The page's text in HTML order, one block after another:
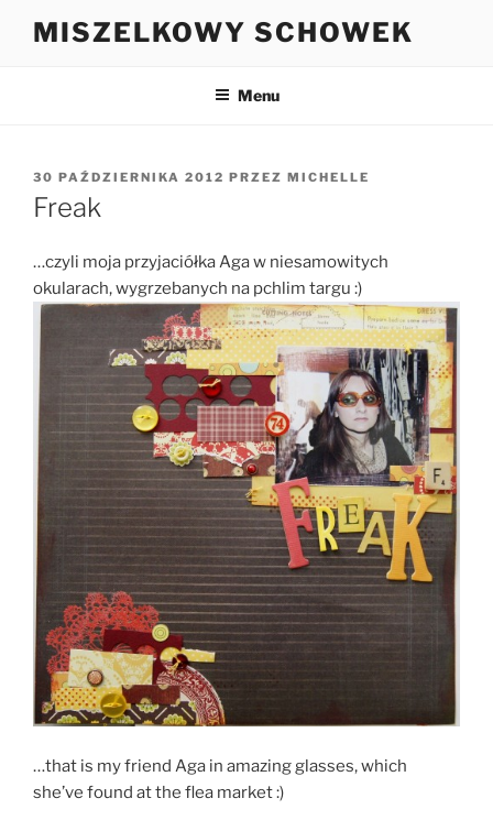
MISZELKOWY SCHOWEK
Menu
OPUBLIKOWANE
W
30 PAŹDZIERNIKA 2012 PRZEZ MICHELLE
Freak
…czyli moja przyjaciółka Aga w niesamowitych
okularach, wygrzebanych na pchlim targu :)
…that is my friend Aga in amazing glasses, which
she’ve found at the flea market :)